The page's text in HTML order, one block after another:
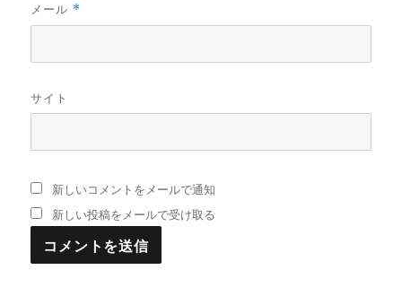
メール *
サイト
新しいコメントをメールで通知
新しい投稿をメールで受け取る